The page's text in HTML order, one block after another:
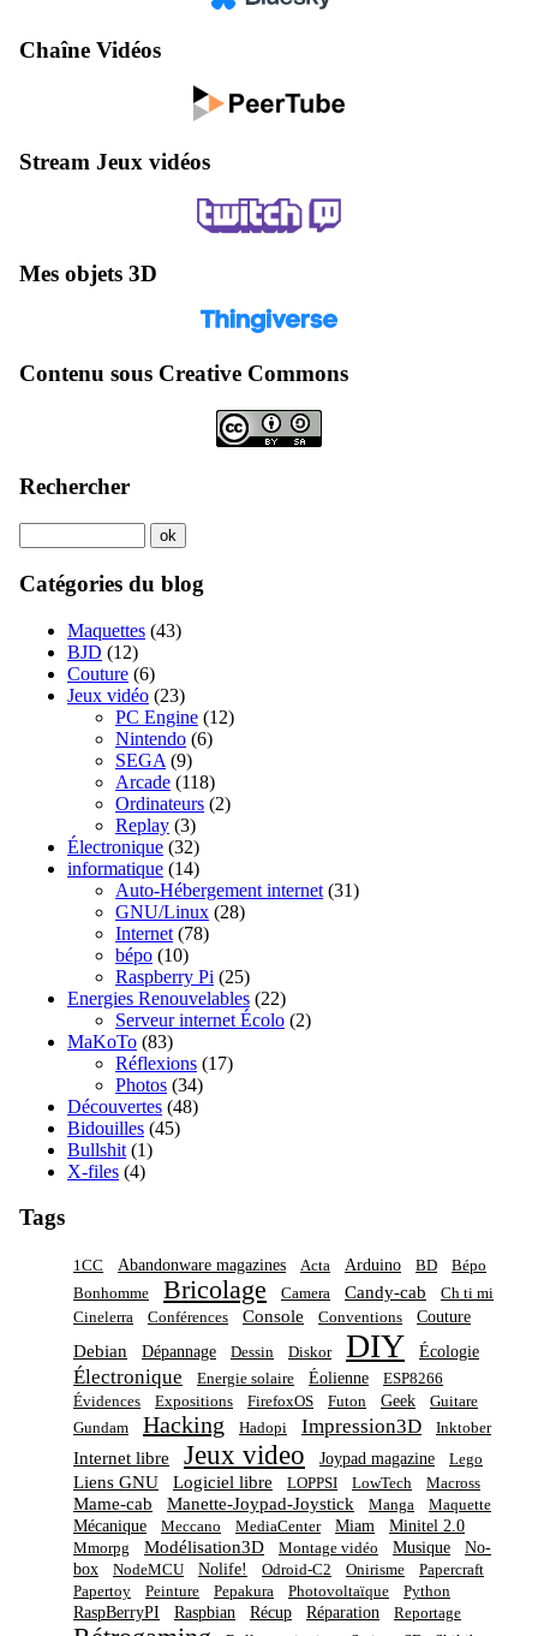
Chaîne Vidéos
Stream Jeux vidéos
Mes objets 3D
Contenu sous Creative Commons
Rechercher
Catégories du blog
Maquettes (43)
BJD (12)
Couture (6)
Jeux vidéo (23)
PC Engine (12)
Nintendo (6)
SEGA (9)
Arcade (118)
Ordinateurs (2)
Replay (3)
Électronique (32)
informatique (14)
Auto-Hébergement internet (31)
GNU/Linux (28)
Internet (78)
bépo (10)
Raspberry Pi (25)
Energies Renouvelables (22)
Serveur internet Écolo (2)
MaKoTo (83)
Réflexions (17)
Photos (34)
Découvertes (48)
Bidouilles (45)
Bullshit (1)
X-files (4)
Tags
1CC Abandonware magazines Acta Arduino BD
Bépo
Bonhomme
Bricolage Camera Candy-cab
Ch ti mi
Cinelerra
Conférences Console Conventions Couture
Debian Dépannage Dessin Diskor DIY Écologie
Électronique Energie solaire Éolienne
ESP8266
Évidences
Expositions FirefoxOS Futon Geek
Guitare
Gundam
Hacking Hadopi Impression3D Inktober
Internet libre Jeux video Joypad magazine Lego
Liens GNU Logiciel libre LOPPSI LowTech Macross
Mame-cab Manette-Joypad-Joystick Manga Maquette
Mécanique Meccano MediaCenter Miam Minitel 2.0
Mmorpg Modélisation3D Montage vidéo Musique
No-
box
NodeMCU Nolife! Odroid-C2 Onirisme
Papercraft
Papertoy
Peinture Pepakura Photovoltaïque Python
RaspBerryPI Raspbian Récup Réparation Reportage